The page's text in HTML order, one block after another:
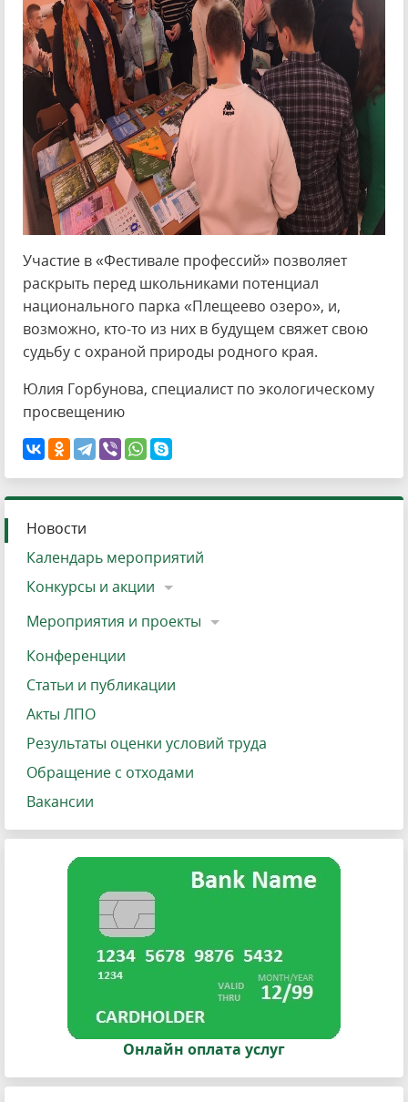
Участие в «Фестивале профессий» позволяет
раскрыть перед школьниками потенциал
национального парка «Плещеево озеро», и,
возможно, кто-то из них в будущем свяжет свою
судьбу с охраной природы родного края.
Юлия Горбунова, специалист по экологическому
просвещению
Новости
Календарь мероприятий
Конкурсы и акции
Мероприятия и проекты
Конференции
Статьи и публикации
Акты ЛПО
Результаты оценки условий труда
Обращение с отходами
Вакансии
Онлайн оплата услуг